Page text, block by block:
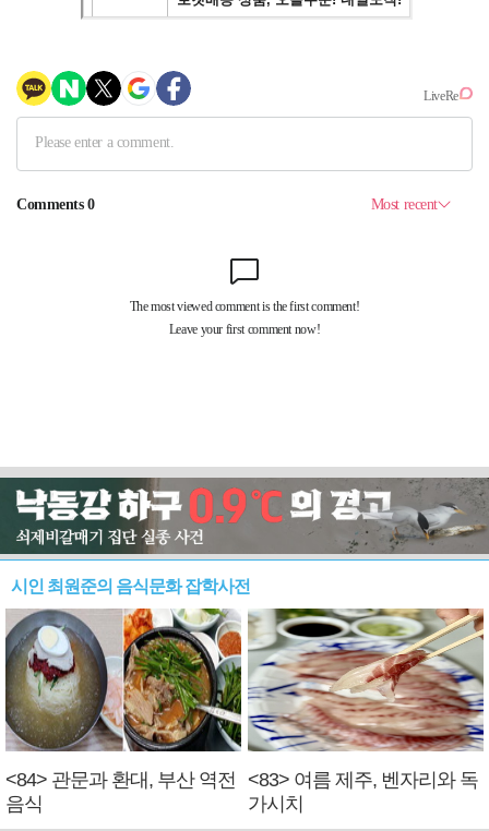
시인 최원준의 음식문화 잡학사전
<84> 관문과 환대, 부산 역전
음식
<83> 여름 제주, 벤자리와 독
가시치